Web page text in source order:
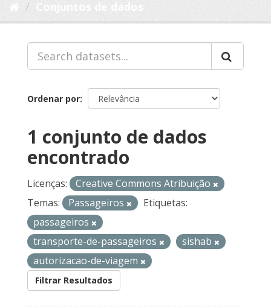
Ordenar por
1 conjunto de dados
encontrado
Licenças:
Creative Commons Atribuição
Temas:
Passageiros
Etiquetas:
passageiros
transporte-de-passageiros
sishab
autorizacao-de-viagem
Filtrar Resultados